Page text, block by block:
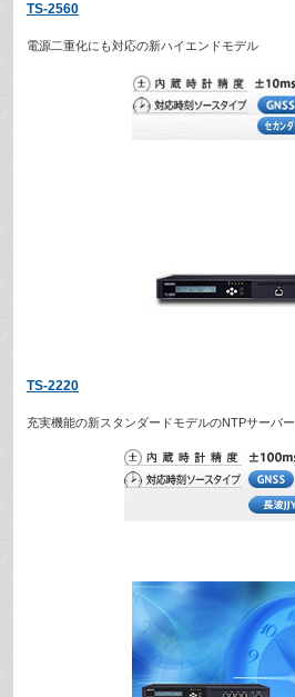
TS-2560
電源二重化にも対応の新ハイエンドモデル
TS-2220
充実機能の新スタンダードモデルのNTPサーバー